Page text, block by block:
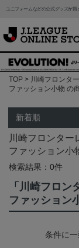
ユニフォームなどの公式グッズが買
TOP 川崎フロンタ
ファッション小物 の
川崎フロンター
ファッション小
検索結果：0件
「川崎フロ
ファッション
条件に